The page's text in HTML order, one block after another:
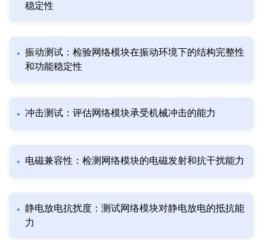
稳定性
振动测试：检验网络模块在振动环境下的结构完整性
和功能稳定性
冲击测试：评估网络模块承受机械冲击的能力
电磁兼容性：检测网络模块的电磁发射和抗干扰能力
静电放电抗扰度：测试网络模块对静电放电的抵抗能
力